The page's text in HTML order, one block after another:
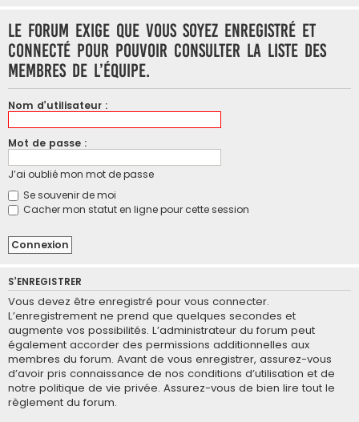
Le forum exige que vous soyez enregistré et
connecté pour pouvoir consulter la liste des
membres de l’équipe.
Nom d’utilisateur :
Mot de passe :
J’ai oublié mon mot de passe
Se souvenir de moi
Cacher mon statut en ligne pour cette session
S’ENREGISTRER
Vous devez être enregistré pour vous connecter.
L’enregistrement ne prend que quelques secondes et
augmente vos possibilités. L’administrateur du forum peut
également accorder des permissions additionnelles aux
membres du forum. Avant de vous enregistrer, assurez-vous
d’avoir pris connaissance de nos conditions d’utilisation et de
notre politique de vie privée. Assurez-vous de bien lire tout le
règlement du forum.